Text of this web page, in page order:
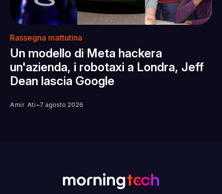
Rassegna mattutina
Un modello di Meta hackera
un'azienda, i robotaxi a Londra, Jeff
Dean lascia Google
Amir Ati -7 agosto 2026